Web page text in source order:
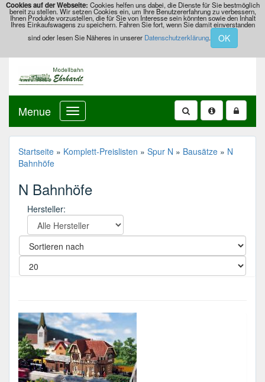
Cookies auf der Webseite: Cookies helfen uns dabei, die Dienste für Sie bestmöglich
bereit zu stellen. Wir setzen Cookies ein, um Ihre Benutzererfahrung zu verbessern,
Ihnen Produkte vorzustellen, die für Sie von Interesse sein könnten sowie den Inhalt
Ihres Einkaufswagens zu speichern. Fahren Sie fort, wenn Sie damit einverstanden
sind oder lesen Sie Näheres in unserer Datenschutzerklärung. OK
Menue
Startseite » Komplett-Preislisten » Spur N » Bausätze » N
Bahnhöfe
N Bahnhöfe
Hersteller: